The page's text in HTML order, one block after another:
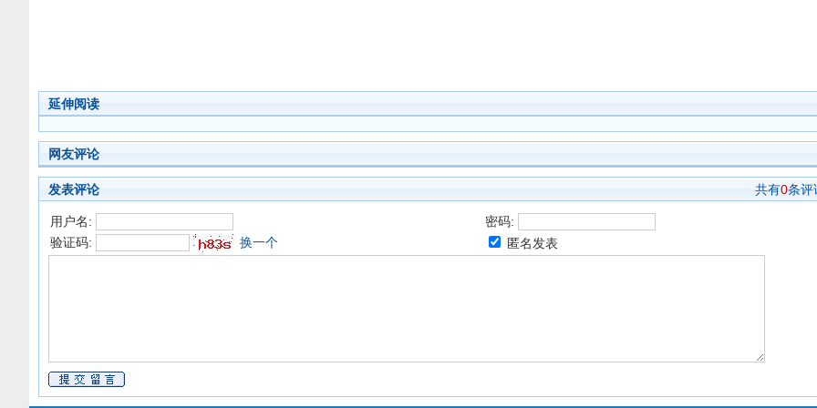
延伸阅读
网友评论
发表评论 共有0条评
用户名:
密码:
验证码:
换一个 匿名发表